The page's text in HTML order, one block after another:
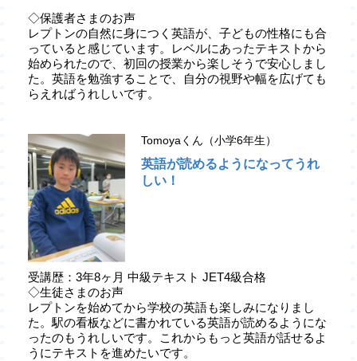
◇保護者さまのお声
レプトンの自然に身につく英語が、子どもの性格にも合
っていると感じています。レベルにあったテキストから
始められたので、初回の授業から楽しそうで安心しまし
た。英語を勉強することで、自分の視野や幅を広げても
らえればうれしいです。
Tomoyaくん（小学6年生）
英語が読めるようになってうれ
しい！
受講歴：3年8ヶ月 中級テキスト JET4級合格
◇生徒さまのお声
レプトンを始めてから学校の英語も楽しみになりまし
た。駅の看板などに書かれている英語が読めるようにな
ったのもうれしいです。これからもっと英語が話せるよ
うにテキストを進めたいです。